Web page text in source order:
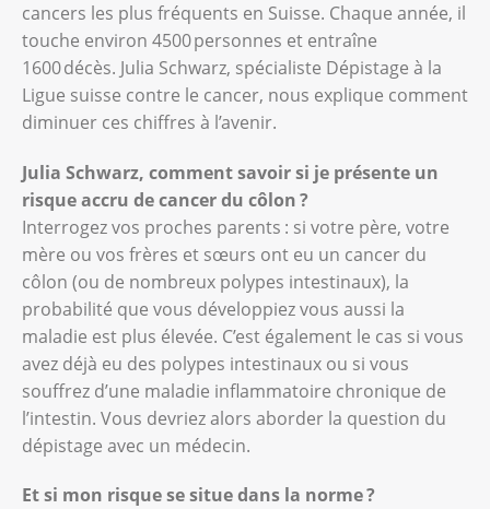
cancers les plus fréquents en Suisse. Chaque année, il
touche environ 4500 personnes et entraîne
1600 décès. Julia Schwarz, spécialiste Dépistage à la
Ligue suisse contre le cancer, nous explique comment
diminuer ces chiffres à l’avenir.
Julia Schwarz, comment savoir si je présente un
risque accru de cancer du côlon ?
Interrogez vos proches parents : si votre père, votre
mère ou vos frères et sœurs ont eu un cancer du
côlon (ou de nombreux polypes intestinaux), la
probabilité que vous développiez vous aussi la
maladie est plus élevée. C’est également le cas si vous
avez déjà eu des polypes intestinaux ou si vous
souffrez d’une maladie inflammatoire chronique de
l’intestin. Vous devriez alors aborder la question du
dépistage avec un médecin.
Et si mon risque se situe dans la norme ?